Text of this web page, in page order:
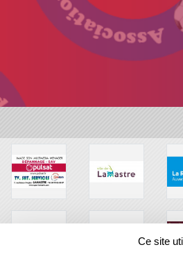
Ce site